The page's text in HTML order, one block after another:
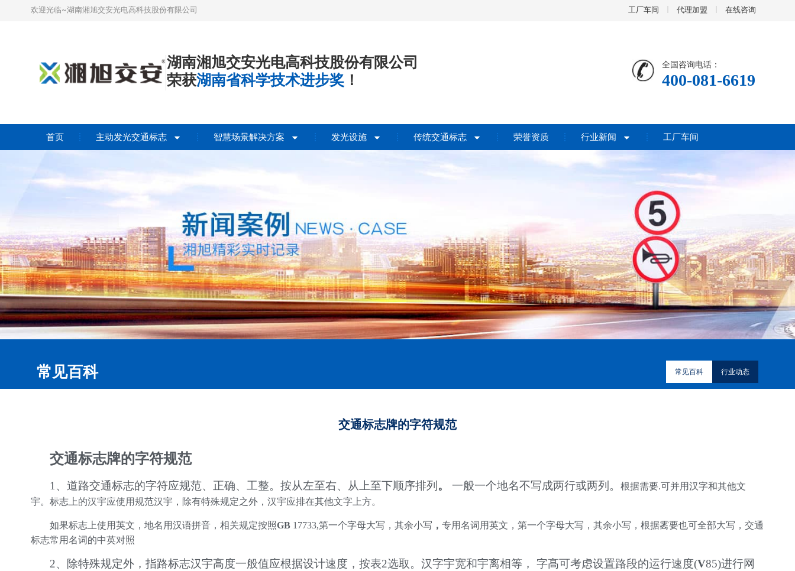
欢迎光临~湖南湘旭交安光电高科技股份有限公司 工厂车间 代理加盟 在线咨询
湖南湘旭交安光电高科技股份有限公司
荣获湖南省科学技术进步奖 ！
全国咨询电话：
400-081-6619
首页 主动发光交通标志 智慧场景解决方案 发光设施 传统交通标志 荣誉资质 行业新闻 工厂车间
常见百科 常见百科 行业动态
交通标志牌的字符规范
交通标志牌的字符规范
1、道路交通标志的字符应规范、正确、工整。按从左至右、从上至下顺序排列 。 一般一个地名不写成两行或两列。 根据需要.可并用汉字和其他文
宇。标志上的汉宇应使用规范汉宇，除有特殊规定之外，汉宇应排在其他文字上方。
如果标志上使用英文，地名用汉语拼音，相关规定按照GB 17733,第一个字母大写，其余小写 ， 专用名词用英文，第一个字母大写，其余小写，根据霱要也可全部大写，交通
标志常用名词的中英对照
2、除特殊规定外，指路标志汉宇高度一般值应根据设计速度，按表2选取。汉字宇宽和宇离相等， 字髙可考虑设置路段的运行速度(V85)进行网